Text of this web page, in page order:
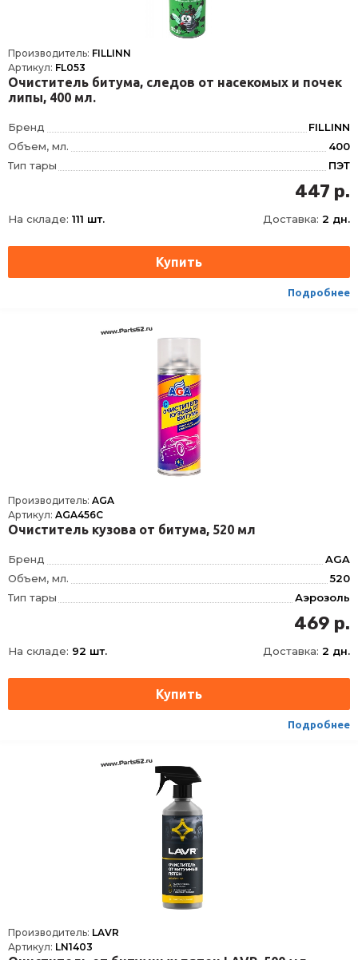
Производитель: FILLINN
Артикул: FL053
Очиститель битума, следов от насекомых и почек
липы, 400 мл.
Бренд
FILLINN
Объем, мл.
400
Тип тары
ПЭТ
447 р.
На складе: 111 шт. Доставка: 2 дн.
Подробнее
Производитель: AGA
Артикул: AGA456C
Очиститель кузова от битума, 520 мл
Бренд
AGA
Объем, мл.
520
Тип тары
Аэрозоль
469 р.
На складе: 92 шт. Доставка: 2 дн.
Подробнее
Производитель: LAVR
Артикул: LN1403